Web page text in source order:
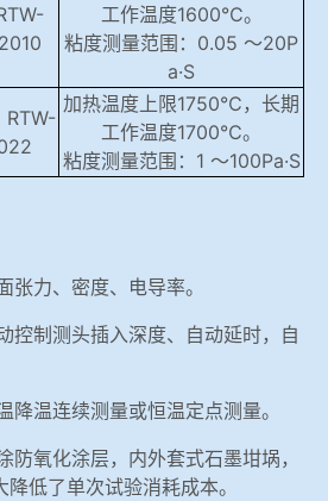
2010
工作温度1600℃。
粘度测量范围：0.05 ～20P
a·S
加热温度上限1750℃，长期
工作温度1700℃。
粘度测量范围：1 ～100Pa·S
力、密度、电导率。
控制测头插入深度、自动延时，自
温连续测量或恒温定点测量。
氧化涂层，内外套式石墨坩埚，
低了单次试验消耗成本。